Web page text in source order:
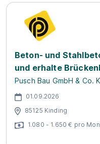
Beton- und
und erhalte
Pusch Bau GmbH & Co.
01.09.2026
85125 Kinding
1.080 - 1.650 € pro